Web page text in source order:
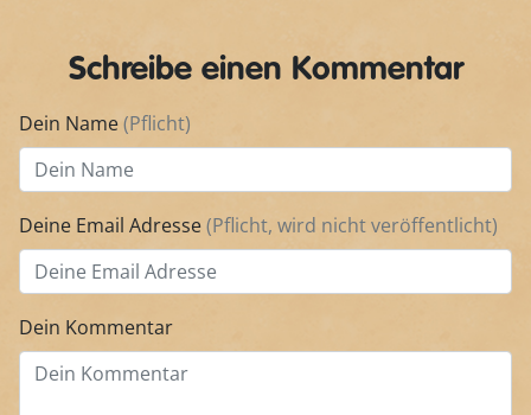
Schreibe einen Kommentar
Dein Name(Pflicht)
Deine Email Adresse(Pflicht, wird nicht veröffentlicht)
Dein Kommentar